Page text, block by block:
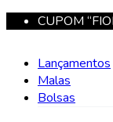
CUPOM
Lançamentos
Malas
Bolsas